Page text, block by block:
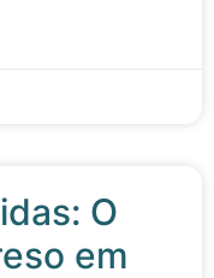
O
em